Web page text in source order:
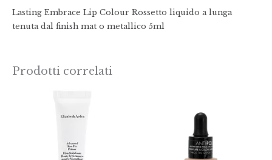
Lasting Embrace Lip Colour Rossetto liquido a lunga
tenuta dal finish mat o metallico 5ml
Prodotti correlati